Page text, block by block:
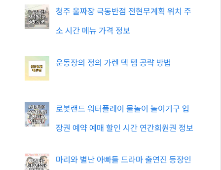
청주 울짜장 극동반점 전현무계획 위치 주
소 시간 메뉴 가격 정보
운동장의 정의 가렌 덱 템 공략 방법
로봇랜드 워터플레이 물놀이 놀이기구 입
장권 예약 예매 할인 시간 연간회원권 정보
마리와 별난 아빠들 드라마 출연진 등장인